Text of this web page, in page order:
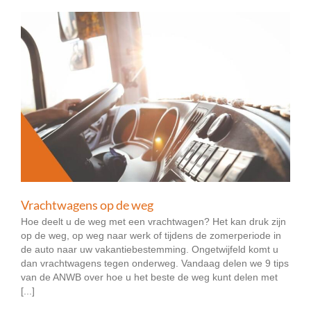
Vrachtwagens op de weg
Hoe deelt u de weg met een vrachtwagen? Het kan druk zijn
op de weg, op weg naar werk of tijdens de zomerperiode in
de auto naar uw vakantiebestemming. Ongetwijfeld komt u
dan vrachtwagens tegen onderweg. Vandaag delen we 9 tips
van de ANWB over hoe u het beste de weg kunt delen met
[...]